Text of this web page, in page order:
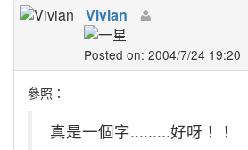
Vivian
Posted on: 2004/7/24 19:20
參照：
真是一個字.........好呀！！